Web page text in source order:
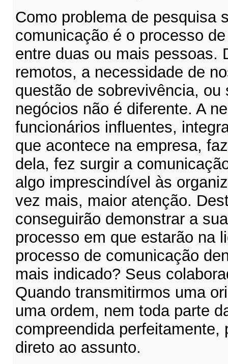
Como problema de pesquisa
comunicação é o processo
entre duas ou mais pessoas.
remotos, a necessidade de
questão de sobrevivência, ou
negócios não é diferente. A
funcionários influentes,
que acontece na empresa,
dela, fez surgir a
algo imprescindível às
vez mais, maior atenção.
conseguirão demonstrar a
processo em que estarão na
processo de comunicação
mais indicado? Seus
Quando transmitirmos uma
uma ordem, nem toda parte
compreendida perfeitamente,
direto ao assunto.